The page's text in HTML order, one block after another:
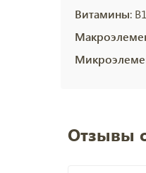
Витамины:
Отзывы